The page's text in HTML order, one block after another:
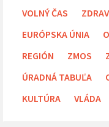
VOLNÝ ČAS
EURÓPSKA ÚNIA
REGIÓN
ZMOS
ÚRADNÁ TABUĽA
KULTÚRA
VLÁDA